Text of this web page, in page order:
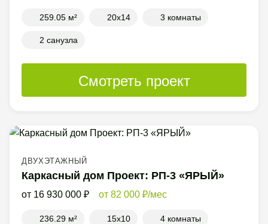
259.05 м² 20x14 3 комнаты
2 санузла
Смотреть проект
ДВУХЭТАЖНЫЙ
Каркасный дом Проект: РП-3 «ЯРЫЙ»
16 930 000 82 000 /мес
236.29 м² 15x10 4 комнаты